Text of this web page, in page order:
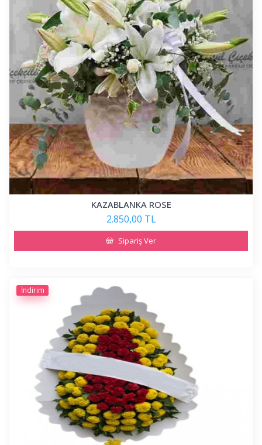
KAZABLANKA ROSE
2.850,00 TL
Sipariş Ver
İndirim